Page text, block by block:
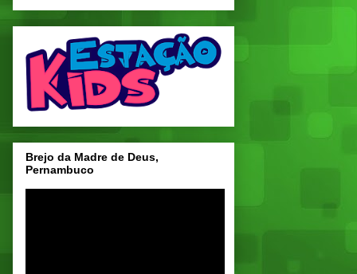
Brejo da Madre de Deus,
Pernambuco